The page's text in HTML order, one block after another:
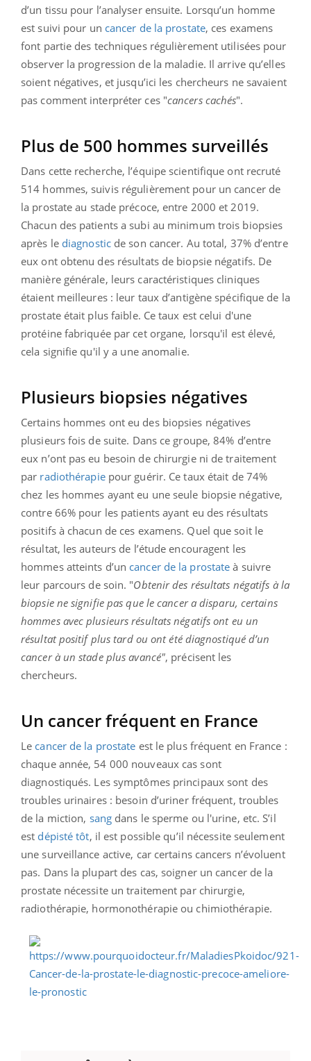
d’un tissu pour l’analyser ensuite. Lorsqu’un homme
est suivi pour un cancer de la prostate, ces examens
font partie des techniques régulièrement utilisées pour
observer la progression de la maladie. Il arrive qu’elles
soient négatives, et jusqu’ici les chercheurs ne savaient
pas comment interpréter ces "cancers cachés".
Plus de 500 hommes surveillés
Dans cette recherche, l’équipe scientifique ont recruté
514 hommes, suivis régulièrement pour un cancer de
la prostate au stade précoce, entre 2000 et 2019.
Chacun des patients a subi au minimum trois biopsies
après le diagnosticde son cancer. Au total, 37% d’entre
eux ont obtenu des résultats de biopsie négatifs. De
manière générale, leurs caractéristiques cliniques
étaient meilleures : leur taux d’antigène spécifique de la
prostate était plus faible. Ce taux est celui d'une
protéine fabriquée par cet organe, lorsqu'il est élevé,
cela signifie qu'il y a une anomalie.
Plusieurs biopsies négatives
Certains hommes ont eu des biopsies négatives
plusieurs fois de suite. Dans ce groupe, 84% d’entre
eux n’ont pas eu besoin de chirurgie ni de traitement
par radiothérapiepour guérir. Ce taux était de 74%
chez les hommes ayant eu une seule biopsie négative,
contre 66% pour les patients ayant eu des résultats
positifs à chacun de ces examens. Quel que soit le
résultat, les auteurs de l’étude encouragent les
hommes atteints d’un cancer de la prostate à suivre
leur parcours de soin. "Obtenir des résultats négatifs à la
biopsie ne signifie pas que le cancer a disparu, certains
hommes avec plusieurs résultats négatifs ont eu un
résultat positif plus tard ou ont été diagnostiqué d’un
cancer à un stade plus avancé", précisent les
chercheurs.
Un cancer fréquent en France
Le cancer de la prostate est le plus fréquent en France :
chaque année, 54 000 nouveaux cas sont
diagnostiqués. Les symptômes principaux sont des
troubles urinaires : besoin d’uriner fréquent, troubles
de la miction, sangdans le sperme ou l'urine, etc. S’il
est dépisté tôt, il est possible qu’il nécessite seulement
une surveillance active, car certains cancers n’évoluent
pas. Dans la plupart des cas, soigner un cancer de la
prostate nécessite un traitement par chirurgie,
radiothérapie, hormonothérapie ou chimiothérapie.